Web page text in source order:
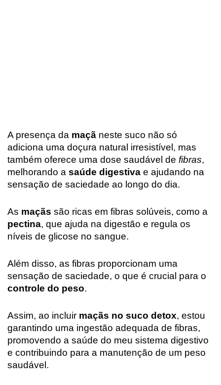
A presença da maçã neste suco não só
adiciona uma doçura natural irresistível, mas
também oferece uma dose saudável de fibras,
melhorando a saúde digestiva e ajudando na
sensação de saciedade ao longo do dia.
As maçãs são ricas em fibras solúveis, como a
pectina, que ajuda na digestão e regula os
níveis de glicose no sangue.
Além disso, as fibras proporcionam uma
sensação de saciedade, o que é crucial para o
controle do peso.
Assim, ao incluir maçãs no suco detox, estou
garantindo uma ingestão adequada de fibras,
promovendo a saúde do meu sistema digestivo
e contribuindo para a manutenção de um peso
saudável.